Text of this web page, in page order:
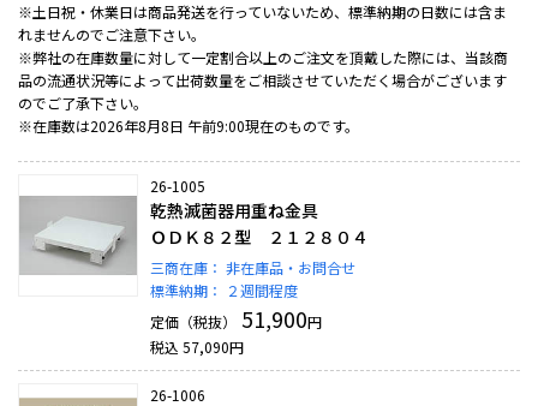
※土日祝・休業日は商品発送を行っていないため、標準納期の日数には含ま
れませんのでご注意下さい。
※弊社の在庫数量に対して一定割合以上のご注文を頂戴した際には、当該商
品の流通状況等によって出荷数量をご相談させていただく場合がございます
のでご了承下さい。
※在庫数は2026年8月8日 午前9:00現在のものです。
26-1005
乾熱滅菌器用重ね金具
ＯＤＫ８２型 ２１２８０４
三商在庫： 非在庫品・お問合せ
標準納期：
２週間程度
定価（税抜）
51,900円
税込 57,090円
26-1006